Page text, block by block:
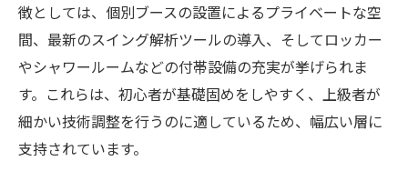
ゴルフ練習場選びはシャワーの有無も重視
付帯設備が生む快適なゴルフ練習環境
スキル向上を目指す方への練習場選択術
ゴルフ練習場選びで技術向上を実現するコ
ツ
徴としては、個別ブースの設置によるプライベートな空
間、最新のスイング解析ツールの導入、そしてロッカー
やシャワールームなどの付帯設備の充実が挙げられま
す。これらは、初心者が基礎固めをしやすく、上級者が
細かい技術調整を行うのに適しているため、幅広い層に
支持されています。